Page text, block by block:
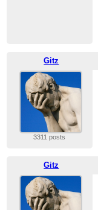
Gitz
3311 posts
Gitz